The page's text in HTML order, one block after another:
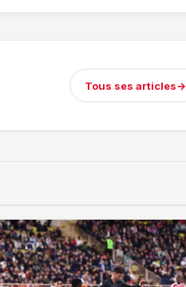
Tous ses articles→